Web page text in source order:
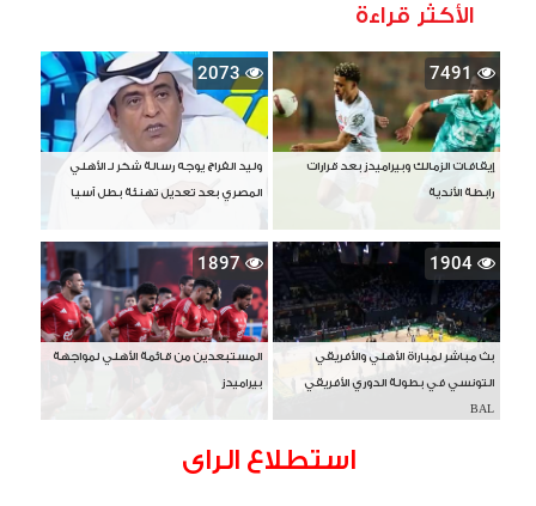
الأكثر قراءة
7491
إيقافات الزمالك وبيراميدز بعد قرارات
رابطة الأندية
2073
وليد الفراج يوجه رسالة شكر لـ الأهلي
المصري بعد تعديل تهنئة بطل آسيا
1904
بث مباشر لمباراة الأهلي والأفريقي
التونسي في بطولة الدوري الأفريقي
BAL
1897
المستبعدين من قائمة الأهلي لمواجهة
بيراميدز
استطلاع الراى